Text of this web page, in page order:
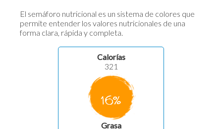
El semáforo nutricional es un sistema de colores que
permite entender los valores nutricionales de una
forma clara, rápida y completa.
Calorías
321
16%
Grasa